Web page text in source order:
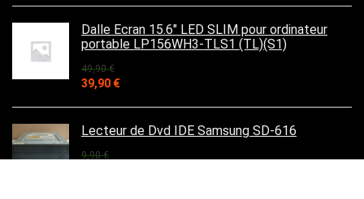
initial
était :
20,00 €.
actuel
est :
12,90 €.
Dalle Ecran 15.6" LED SLIM pour ordinateur
portable LP156WH3-TLS1 (TL)(S1)
49,90€
Le
initial
était :
49,90 €.
39,90 €Le
actuel
est :
39,90 €.
Lecteur de Dvd IDE Samsung SD-616
9,90€